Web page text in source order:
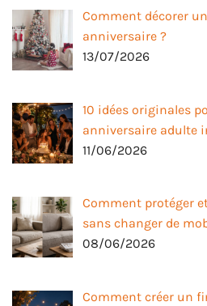
Comment décorer
anniversaire ?
13/07/2026
10 idées originales
anniversaire adulte
11/06/2026
Comment protéger
sans changer de
08/06/2026
Comment créer un